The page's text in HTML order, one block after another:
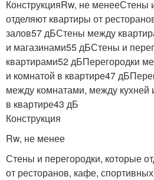
КонструкцияRw, не менееСтены
отделяют квартиры от
залов57 дБСтены между
и магазинами55 дБСтены и
квартирами52 дБПерегородки
и комнатой в квартире47
между комнатами, между кухней
в квартире43 дБ
Конструкция
Rw, не менее
Стены и перегородки, которые
от ресторанов, кафе,